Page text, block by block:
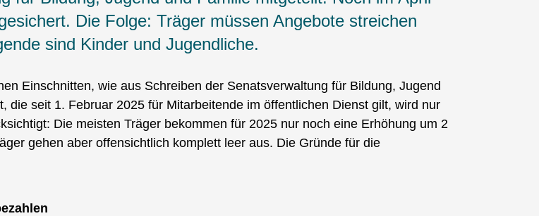
Die Folge: Träger müssen Angebote streichen
sind Kinder und Jugendliche.
Einschnitten, wie aus Schreiben der Senatsverwaltung für Bildung, Jugend
die seit 1. Februar 2025 für Mitarbeitende im öffentlichen Dienst gilt, wird nur
Die meisten Träger bekommen für 2025 nur noch eine Erhöhung um 2
gehen aber offensichtlich komplett leer aus. Die Gründe für die